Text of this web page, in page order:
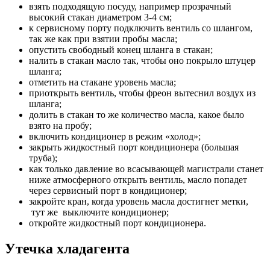
взять подходящую посуду, например прозрачный
высокий стакан диаметром 3-4 см;
к сервисному порту подключить вентиль со шлангом,
так же как при взятии пробы масла;
опустить свободный конец шланга в стакан;
налить в стакан масло так, чтобы оно покрыло штуцер
шланга;
отметить на стакане уровень масла;
приоткрыть вентиль, чтобы фреон вытеснил воздух из
шланга;
долить в стакан то же количество масла, какое было
взято на пробу;
включить кондиционер в режим «холод»;
закрыть жидкостный порт кондиционера (большая
труба);
как только давление во всасывающей магистрали станет
ниже атмосферного открыть вентиль, масло попадет
через сервисный порт в кондиционер;
закройте кран, когда уровень масла достигнет метки,
тут же выключите кондиционер;
откройте жидкостный порт кондиционера.
Утечка хладагента